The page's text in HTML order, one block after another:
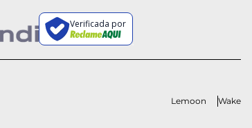
Verificada por
Lemoon Wake